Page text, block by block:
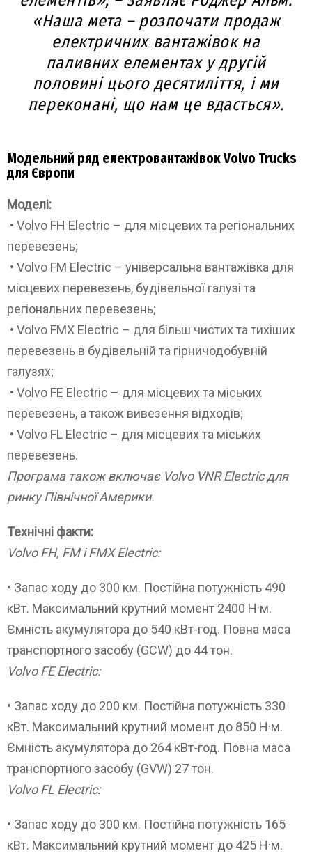
«Наша мета – розпочати продаж
електричних вантажівок на
паливних елементах у другій
половині цього десятиліття, і ми
переконані, що нам це вдасться».
Модельний ряд електровантажівок Volvo Trucks
для Європи
Моделі:
• Volvo FH Electric – для місцевих та регіональних
перевезень;
• Volvo FM Electric – універсальна вантажівка для
місцевих перевезень, будівельної галузі та
регіональних перевезень;
• Volvo FMX Electric – для більш чистих та тихіших
перевезень в будівельній та гірничодобувній
галузях;
• Volvo FE Electric – для місцевих та міських
перевезень, а також вивезення відходів;
• Volvo FL Electric – для місцевих та міських
перевезень.
Програма також включає Volvo VNR Electric для
ринку Північної Америки.
Технічні факти:
Volvo FH, FM і FMX Electric:
• Запас ходу до 300 км. Постійна потужність 490
кВт. Максимальний крутний момент 2400 Н·м.
Ємність акумулятора до 540 кВт-год. Повна маса
транспортного засобу (GCW) до 44 тон.
Volvo FE Electric:
• Запас ходу до 200 км. Постійна потужність 330
кВт. Максимальний крутний момент до 850 Н·м.
Ємність акумулятора до 264 кВт-год. Повна маса
транспортного засобу (GVW) 27 тон.
Volvo FL Electric:
• Запас ходу до 300 км. Постійна потужність 165
кВт. Максимальний крутний момент до 425 Н·м.